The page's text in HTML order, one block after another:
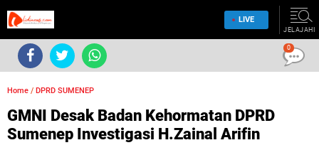
LIVE
JELAJAHI
Home / DPRD SUMENEP
GMNI Desak Badan Kehormatan DPRD
Sumenep Investigasi H.Zainal Arifin
0